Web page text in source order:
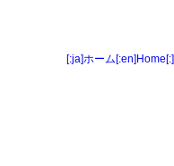
[:ja]ホーム[:en]Home[:]